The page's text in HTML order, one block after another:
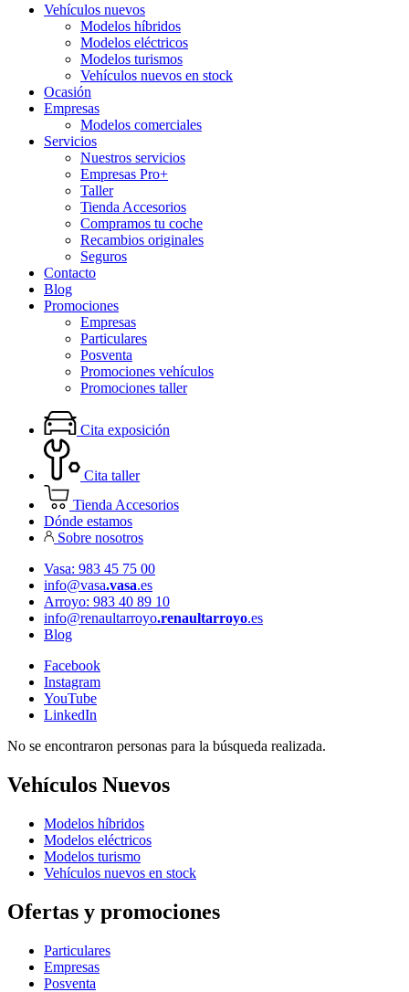
Vehículos nuevos
Modelos híbridos
Modelos eléctricos
Modelos turismos
Vehículos nuevos en stock
Ocasión
Empresas
Modelos comerciales
Servicios
Nuestros servicios
Empresas Pro+
Taller
Tienda Accesorios
Compramos tu coche
Recambios originales
Seguros
Contacto
Blog
Promociones
Empresas
Particulares
Posventa
Promociones vehículos
Promociones taller
Cita exposición
Cita taller
Tienda Accesorios
Dónde estamos
Sobre nosotros
Vasa: 983 45 75 00
info@vasa.vasa.es
Arroyo: 983 40 89 10
info@renaultarroyo.renaultarroyo.es
Blog
Facebook
Instagram
YouTube
LinkedIn
No se encontraron personas para la búsqueda realizada.
Vehículos Nuevos
Modelos híbridos
Modelos eléctricos
Modelos turismo
Vehículos nuevos en stock
Ofertas y promociones
Particulares
Empresas
Posventa